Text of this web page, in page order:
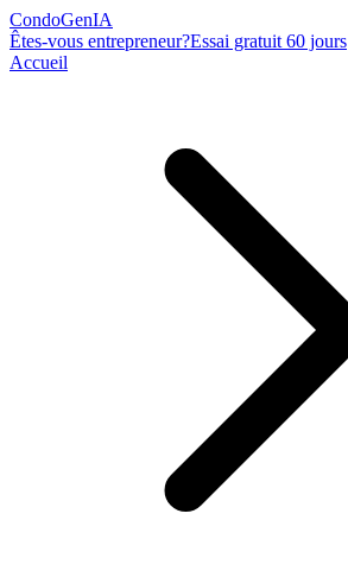
CondoGenIA
Êtes-vous entrepreneur?Essai gratuit 60 jours
Accueil